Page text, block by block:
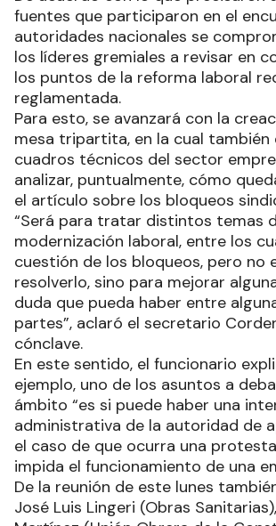
fuentes que participaron en el
autoridades nacionales se
los líderes gremiales a revisar en
los puntos de la reforma laboral
reglamentada.
Para esto, se avanzará con la
mesa tripartita, en la cual también
cuadros técnicos del sector
analizar, puntualmente, cómo
el artículo sobre los bloqueos
“Será para tratar distintos temas
modernización laboral, entre los
cuestión de los bloqueos, pero no
resolverlo, sino para mejorar
duda que pueda haber entre
partes”, aclaró el secretario
cónclave.
En este sentido, el funcionario
ejemplo, uno de los asuntos a
ámbito “es si puede haber una
administrativa de la autoridad de
el caso de que ocurra una
impida el funcionamiento de una
De la reunión de este lunes
José Luis Lingeri (Obras